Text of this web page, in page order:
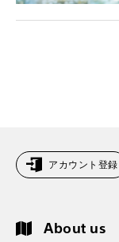
アカウント登録
About us